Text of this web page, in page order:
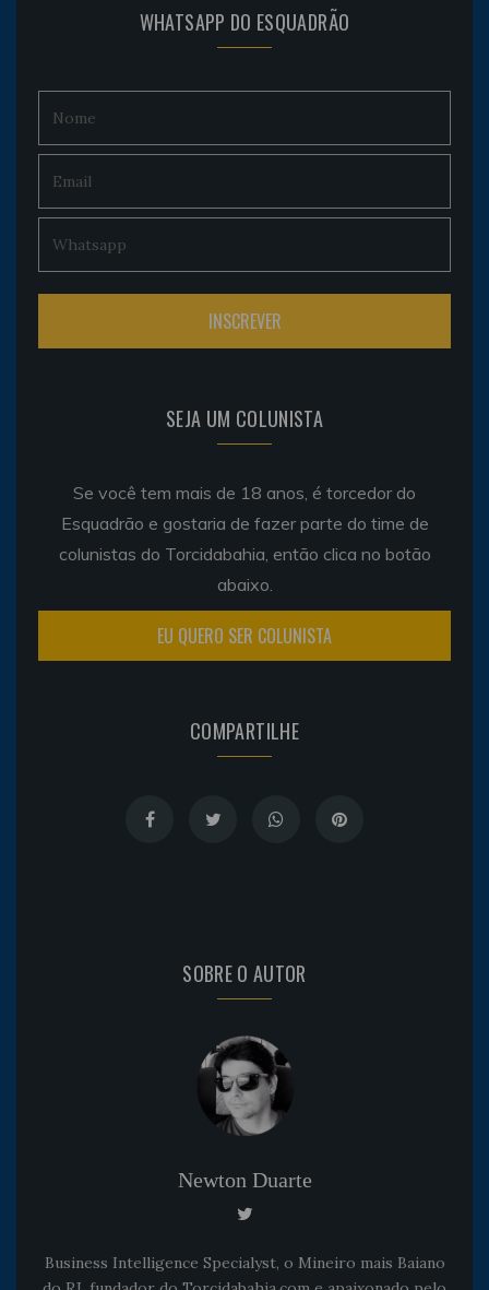
WHATSAPP DO ESQUADRÃO
SEJA UM COLUNISTA
Se você tem mais de 18 anos, é torcedor do
Esquadrão e gostaria de fazer parte do time de
colunistas do Torcidabahia, então clica no botão
abaixo.
EU QUERO SER COLUNISTA
COMPARTILHE
SOBRE O AUTOR
Newton Duarte
Business Intelligence Specialyst, o Mineiro mais Baiano